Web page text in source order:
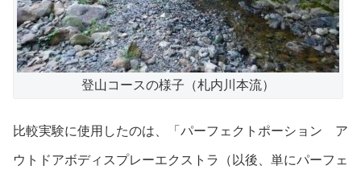
登山コースの様子（札内川本流）
比較実験に使用したのは、「パーフェクトポーション ア
ウトドアボディスプレーエクストラ（以後、単にパーフェ